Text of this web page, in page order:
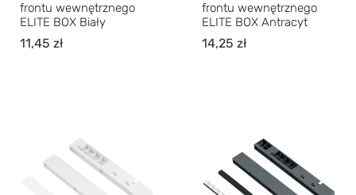
frontu wewnętrznego
ELITE BOX Biały
11,45 zł
frontu wewnętrznego
ELITE BOX Antracyt
14,25 zł